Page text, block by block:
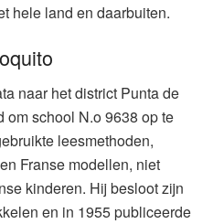
hele land en daarbuiten.
naar het district Punta de
om school N.o 9638 op te
leesmethoden,
Franse modellen, niet
kinderen. Hij besloot zijn
en in 1955 publiceerde